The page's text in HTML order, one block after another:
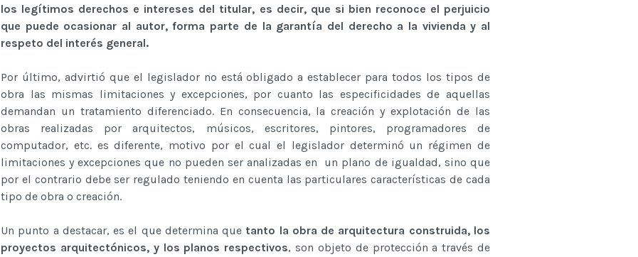
los legítimos derechos e intereses del titular, es decir, que si bien reconoce el perjuicio
que puede ocasionar al autor, forma parte de la garantía del derecho a la vivienda y al
respeto del interés general.
Por último, advirtió que el legislador no está obligado a establecer para todos los tipos de
obra las mismas limitaciones y excepciones, por cuanto las especificidades de aquellas
demandan un tratamiento diferenciado. En consecuencia, la creación y explotación de las
obras realizadas por arquitectos, músicos, escritores, pintores, programadores de
computador, etc. es diferente, motivo por el cual el legislador determinó un régimen de
limitaciones y excepciones que no pueden ser analizadas en un plano de igualdad, sino que
por el contrario debe ser regulado teniendo en cuenta las particulares características de cada
tipo de obra o creación.
Un punto a destacar, es el que determina que tanto la obra de arquitectura construida, los
proyectos arquitectónicos, y los planos respectivos, son objeto de protección a través de